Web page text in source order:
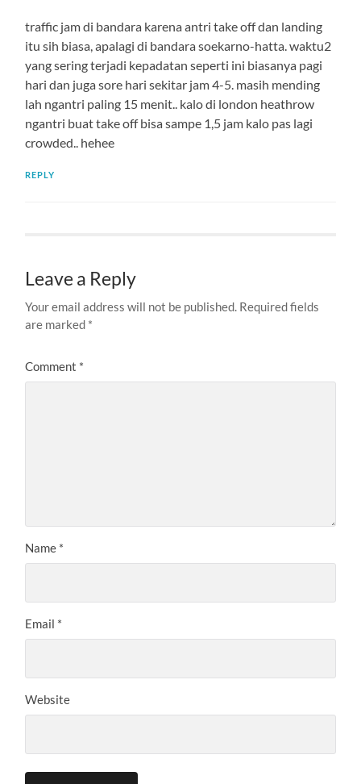
traffic jam di bandara karena antri take off dan landing
itu sih biasa, apalagi di bandara soekarno-hatta. waktu2
yang sering terjadi kepadatan seperti ini biasanya pagi
hari dan juga sore hari sekitar jam 4-5. masih mending
lah ngantri paling 15 menit.. kalo di london heathrow
ngantri buat take off bisa sampe 1,5 jam kalo pas lagi
crowded.. hehee
REPLY
Leave a Reply
Your email address will not be published. Required fields
are marked *
Comment *
Name *
Email *
Website